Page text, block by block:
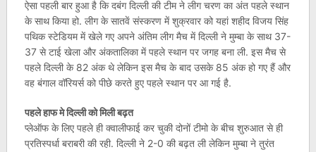
ऐसा पहली बार हुआ है कि दबंग दिल्ली की टीम ने लीग चरण का अंत पहले स्थान
के साथ किया हो. लीग के सातवें संस्करण में शुक्रवार को यहां शहीद विजय सिंह
पथिक स्टेडियम में खेले गए अपने अंतिम लीग मैच में दिल्ली ने मुम्बा के साथ 37-
37 से टाई खेला और अंकतालिका में पहले स्थान पर जगह बना ली. इस मैच से
पहले दिल्ली के 82 अंक थे लेकिन इस मैच के बाद उसके 85 अंक हो गए हैं और
वह बंगाल वॉरियर्स को पीछे करते हुए पहले स्थान पर आ गई है.
पहले हाफ मे दिल्ली को मिली बढ़त
प्लेऑफ के लिए पहले ही क्वालीफाई कर चुकी दोनों टीमो के बीच शुरुआत से ही
प्रतिस्पर्धा बराबरी की रही. दिल्ली ने 2-0 की बढ़त ली लेकिन मुम्बा ने तुरंत